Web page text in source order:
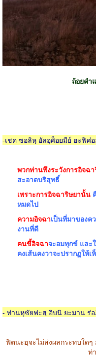
ถ้อยคำ
-เชค ซอลิหฺ อัลอุศ็อยมีย์ ฮะฟิศ่
พวกท่านพึงระวังการอิจฉา
สะอาดบริสุทธิ์
เพราะการอิจฉาริษยานั้น
หมดไป
ความอิจฉาเป็นที่มาของค
งานที่ดี
คนขี้อิจฉาจะอมทุกข์ และ
คงเส้นคงวาจะปรากฏให้
- ท่านหุซัยฟะฮฺ อิบนิ ยะมาน ร่
ฟิตนะฮฺจะไม่ส่งผลกระทบใด
ท่